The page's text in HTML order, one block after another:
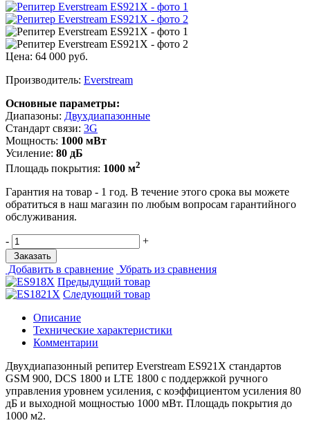
Цена: 64 000 руб.
Производитель: Everstream
Основные параметры:
Диапазоны: Двухдиапазонные
Стандарт связи: 3G
Мощность: 1000 мВт
Усиление: 80 дБ
Площадь покрытия: 1000 м2
Гарантия на товар - 1 год. В течение этого срока вы можете
обратиться в наш магазин по любым вопросам гарантийного
обслуживания.
- +
Заказать
Добавить в сравнение Убрать из сравнения
Предыдущий товар
Следующий товар
Описание
Техничеcкие характеристики
Комментарии
Двухдиапазонный репитер Everstream ES921X стандартов
GSM 900, DCS 1800 и LTE 1800 с поддержкой ручного
управления уровнем усиления, с коэффициентом усиления 80
дБ и выходной мощностью 1000 мВт. Площадь покрытия до
1000 м2.